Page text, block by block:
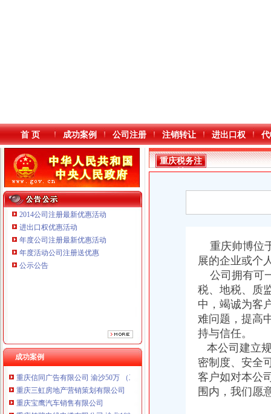
本站导航
首 页 成功案例 公司注册 注销转让 进出口权
2014公司注册最新优惠活动
进出口权优惠活动
年度公司注册最新优惠活动
年度活动公司注册送优惠
公示公告
成功案例
重庆鸽牌电线电缆有限公司 渝北10010万 (进出口权)
重庆星竣贸易有限责任公司 渝中100万 （进出口权）
重庆海谛升进出口贸易有限公司 渝北100万 （进出口权）
重庆奕欣锦诚商贸有限公司 渝九50万 （工商注册）
重庆信同广告有限公司 渝沙50万 （工商注册）
重庆三虹房地产营销策划有限公司
重庆宝鹰汽车销售有限公司
重庆鸽牌电线电缆有限公司 渝北10010万 (进出口权)
重庆税务注
销
重庆帅博位
展的企业或个
公司拥有可
税、地税、质
中，竭诚为客
难问题，提高
持与信任。
本公司建立
密制度、安全
客户如对本公
围内，我们愿